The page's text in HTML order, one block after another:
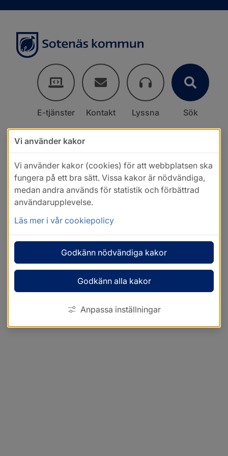
E-tjänster Kontakt Lyssna Sök
Vi använder kakor
Vi använder kakor (cookies) för att webbplatsen ska
fungera på ett bra sätt. Vissa kakor är nödvändiga,
medan andra används för statistik och förbättrad
användarupplevelse.
Läs mer i vår cookiepolicy
Godkänn nödvändiga kakor
Godkänn alla kakor
Anpassa inställningar